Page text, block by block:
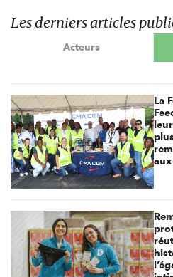
Les derniers articles
Acteurs
La